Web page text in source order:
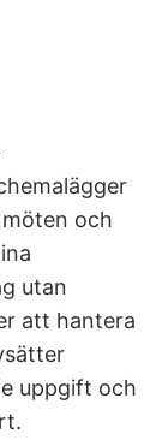
och
utan
att hantera
uppgift och